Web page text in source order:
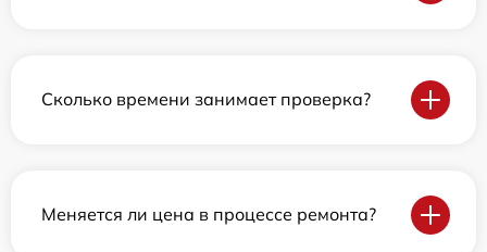
Сколько времени занимает проверка?
Меняется ли цена в процессе ремонта?